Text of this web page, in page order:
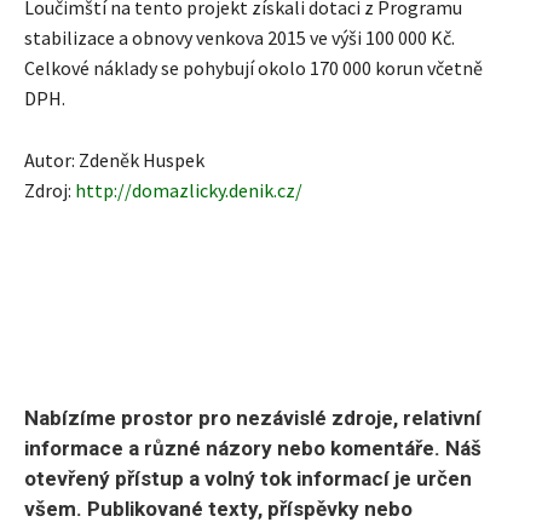
Loučimští na tento projekt získali dotaci z Programu
stabilizace a obnovy venkova 2015 ve výši 100 000 Kč.
Celkové náklady se pohybují okolo 170 000 korun včetně
DPH.
Autor: Zdeněk Huspek
Zdroj: http://domazlicky.denik.cz/
Nabízíme prostor pro nezávislé zdroje, relativní
informace a různé názory nebo komentáře. Náš
otevřený přístup a volný tok informací je určen
všem. Publikované texty, příspěvky nebo